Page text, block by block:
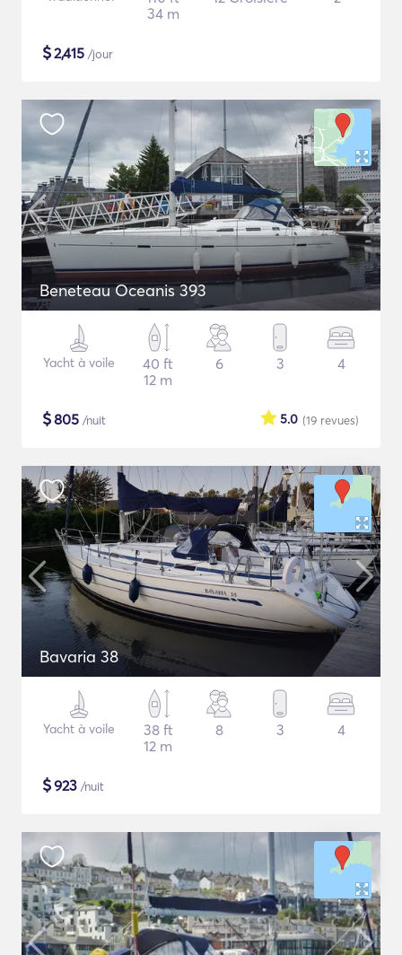
34 m
$2,415 /jour
Beneteau Oceanis 393
Yacht à voile
40 ft
12 m
6 3 4
$805 /nuit (19 revues)
5.0
Bavaria 38
Yacht à voile
38 ft
12 m
8 3 4
$923 /nuit